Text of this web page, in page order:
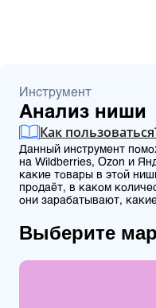
Инструмент
Анализ ниши
Как
Данный инструмент
на Wildberries, Ozon и
какие товары в этой
продаёт, в каком
они зарабатывают,
Выберите